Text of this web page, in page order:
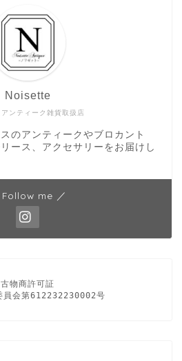
ンティーク雑貨取扱店
Noisette
のアンティークやブロカント
ース、アクセサリーをお届けし
Follow me ／
古物商許可証
員会第612232230002号